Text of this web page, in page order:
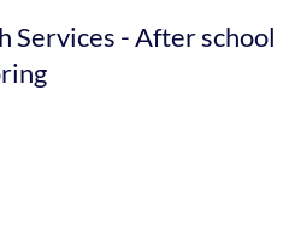
Services - After school